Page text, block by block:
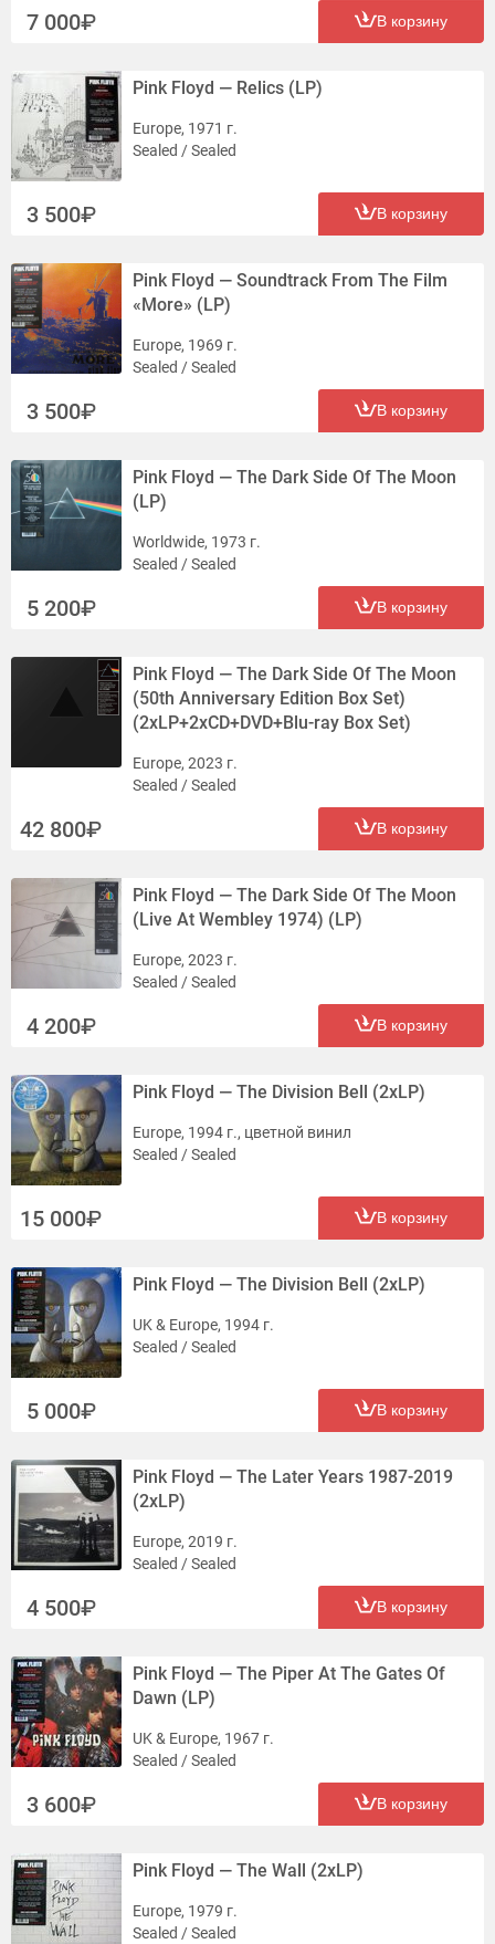
7 000 В корзину
Pink Floyd — Relics (LP)
Europe, 1971 г.
Sealed / Sealed
3 500 В корзину
Pink Floyd — Soundtrack From The Film
«More» (LP)
Europe, 1969 г.
Sealed / Sealed
3 500 В корзину
Pink Floyd — The Dark Side Of The Moon
(LP)
Worldwide, 1973 г.
Sealed / Sealed
5 200 В корзину
Pink Floyd — The Dark Side Of The Moon
(50th Anniversary Edition Box Set)
(2хLP+2хCD+DVD+Blu-ray Box Set)
Europe, 2023 г.
Sealed / Sealed
42 800 В корзину
Pink Floyd — The Dark Side Of The Moon
(Live At Wembley 1974) (LP)
Europe, 2023 г.
Sealed / Sealed
4 200 В корзину
Pink Floyd — The Division Bell (2xLP)
Europe, 1994 г., цветной винил
Sealed / Sealed
15 000 В корзину
Pink Floyd — The Division Bell (2xLP)
UK & Europe, 1994 г.
Sealed / Sealed
5 000 В корзину
Pink Floyd — The Later Years 1987-2019
(2xLP)
Europe, 2019 г.
Sealed / Sealed
4 500 В корзину
Pink Floyd — The Piper At The Gates Of
Dawn (LP)
UK & Europe, 1967 г.
Sealed / Sealed
3 600 В корзину
Pink Floyd — The Wall (2xLP)
Europe, 1979 г.
Sealed / Sealed